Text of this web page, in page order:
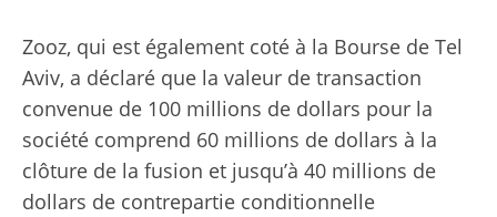
Zooz, qui est également coté à la Bourse de Tel
Aviv, a déclaré que la valeur de transaction
convenue de 100 millions de dollars pour la
société comprend 60 millions de dollars à la
clôture de la fusion et jusqu’à 40 millions de
dollars de contrepartie conditionnelle